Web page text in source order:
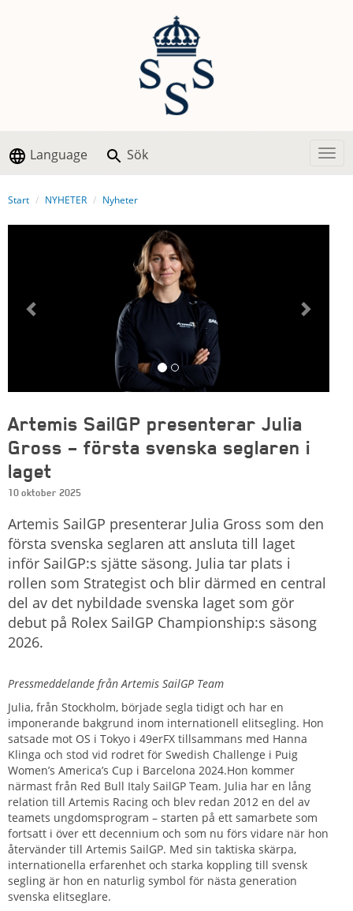
Language Sök
Start NYHETER Nyheter
Artemis SailGP presenterar Julia
Gross – första svenska seglaren i
laget
10 oktober 2025
Artemis SailGP presenterar Julia Gross som den
första svenska seglaren att ansluta till laget
inför SailGP:s sjätte säsong. Julia tar plats i
rollen som Strategist och blir därmed en central
del av det nybildade svenska laget som gör
debut på Rolex SailGP Championship:s säsong
2026.
Pressmeddelande från Artemis SailGP Team
Julia, från Stockholm, började segla tidigt och har en
imponerande bakgrund inom internationell elitsegling. Hon
satsade mot OS i Tokyo i 49erFX tillsammans med Hanna
Klinga och stod vid rodret för Swedish Challenge i Puig
Women’s America’s Cup i Barcelona 2024.Hon kommer
närmast från Red Bull Italy SailGP Team. Julia har en lång
relation till Artemis Racing och blev redan 2012 en del av
teamets ungdomsprogram – starten på ett samarbete som
fortsatt i över ett decennium och som nu förs vidare när hon
återvänder till Artemis SailGP. Med sin taktiska skärpa,
internationella erfarenhet och starka koppling till svensk
segling är hon en naturlig symbol för nästa generation
svenska elitseglare.